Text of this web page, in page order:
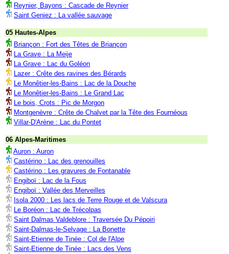
Reynier, Bayons : Cascade de Reynier
Saint Geniez : La vallée sauvage
05 Hautes-Alpes
Briançon : Fort des Têtes de Briançon
La Grave : La Meije
La Grave : Lac du Goléon
Lazer : Crête des ravines des Bérards
Le Monêtier-les-Bains : Lac de la Douche
Le Monêtier-les-Bains : Le Grand Lac
Le bois, Crots : Pic de Morgon
Montgenèvre : Crête de Chalvet par la Tête des Fournéous
Villar-D'Arène : Lac du Pontet
06 Alpes-Maritimes
Auron : Auron
Castérino : Lac des grenouilles
Castérino : Les gravures de Fontanable
Engiboï : Lac de la Fous
Engiboï : Vallée des Merveilles
Isola 2000 : Les lacs de Terre Rouge et de Valscura
Le Boréon : Lac de Trécolpas
Saint Dalmas Valdeblore : Traversée Du Pépoiri
Saint-Dalmas-le-Selvage : La Bonette
Saint-Etienne de Tinée : Col de l'Alpe
Saint-Etienne de Tinée : Lacs des Vens